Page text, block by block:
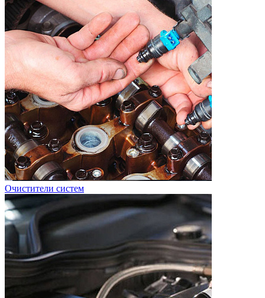
Очистители систем